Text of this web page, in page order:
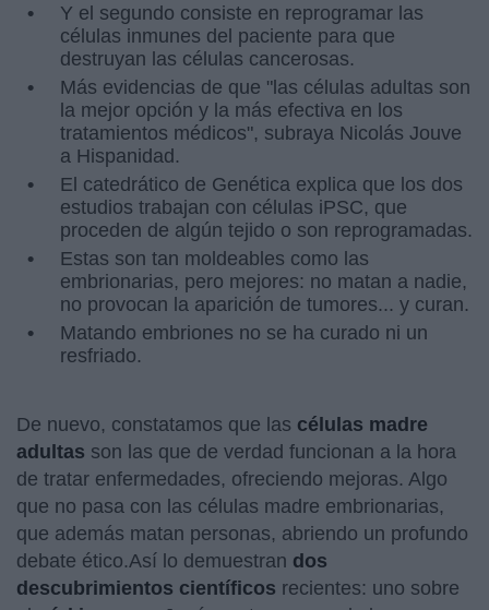
Y el segundo consiste en reprogramar las
células inmunes del paciente para que
destruyan las células cancerosas.
Más evidencias de que "las células adultas son
la mejor opción y la más efectiva en los
tratamientos médicos", subraya Nicolás Jouve
a Hispanidad.
El catedrático de Genética explica que los dos
estudios trabajan con células iPSC, que
proceden de algún tejido o son reprogramadas.
Estas son tan moldeables como las
embrionarias, pero mejores: no matan a nadie,
no provocan la aparición de tumores... y curan.
Matando embriones no se ha curado ni un
resfriado.
De nuevo, constatamos que las células madre
adultas son las que de verdad funcionan a la hora
de tratar enfermedades, ofreciendo mejoras. Algo
que no pasa con las células madre embrionarias,
que además matan personas, abriendo un profundo
debate ético.Así lo demuestran dos
descubrimientos científicos recientes: uno sobre